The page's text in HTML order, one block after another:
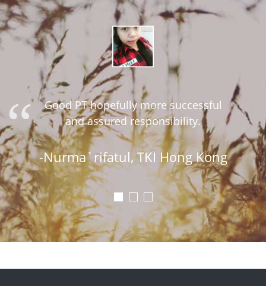
Good PT hopefully more successful
and assured responsibility.
-Nurma`rifatul, TKI Hong Kong